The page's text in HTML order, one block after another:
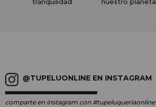
tranquilidad
nuestro planeta
@TUPELUONLINE EN INSTAGRAM
comparte en instagram con #tupeluqueriaonline